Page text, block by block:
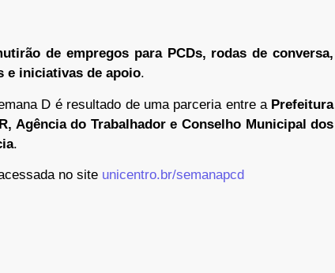
de empregos para PCDs, rodas de conversa,
e iniciativas de apoio.
D é resultado de uma parceria entre a Prefeitura
Agência do Trabalhador e Conselho Municipal dos
.
no site unicentro.br/semanapcd